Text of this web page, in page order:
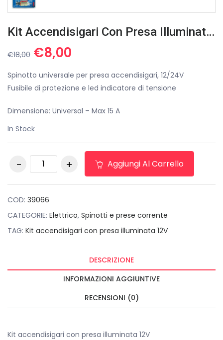
Kit Accendisigari Con Presa Illuminata 12V
€18,00 Il
prezzo
originale
era:
€18,00.
€8,00
attuale
è:
€8,00.
Spinotto universale per presa accendisigari, 12/24V
Fusibile di protezione e led indicatore di tensione
Dimensione: Universal – Max 15 A
In Stock
Kit accendisigari con
presa illuminata 12V
Aggiungi Al Carrello
COD: 39066
CATEGORIE: Elettrico, Spinotti e prese corrente
TAG: Kit accendisigari con presa illuminata 12V
DESCRIZIONE
INFORMAZIONI AGGIUNTIVE
RECENSIONI (0)
Kit accendisigari con presa illuminata 12V